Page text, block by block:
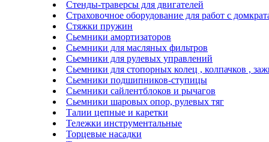
Стенды-траверсы для двигателей
Страховочное оборудование для работ с
Стяжки пружин
Сьемники амортизаторов
Сьемники для масляных фильтров
Сьемники для рулевых управлений
Сьемники для стопорных колец , колпачков ,
Сьемники подшипников-ступицы
Сьемники сайлентблоков и рычагов
Сьемники шаровых опор, рулевых тяг
Талии цепные и каретки
Тележки инструментальные
Торцевые насадки